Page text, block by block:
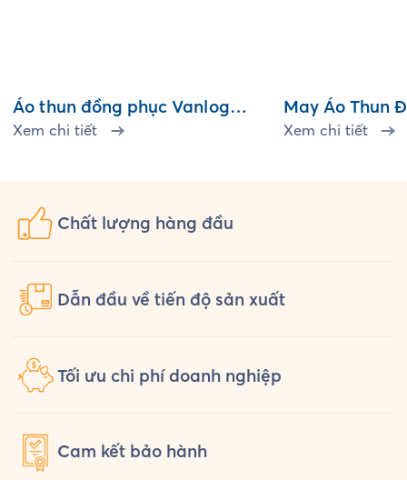
Áo thun đồng phục Vanlog
Express
Xem chi tiết
May Áo Thun
Cafe
Xem chi tiết
Chất lượng hàng đầu
Dẫn đầu về tiến độ sản xuất
Tối ưu chi phí doanh nghiệp
Cam kết bảo hành